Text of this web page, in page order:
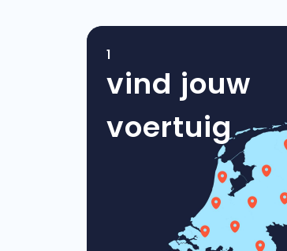
1
vind jouw
voertuig